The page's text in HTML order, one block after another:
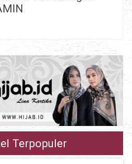
Terpopuler